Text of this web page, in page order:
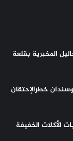
المخبرية بقلعة
خطرالإحتقان
الأكلات الخفيفة